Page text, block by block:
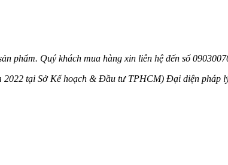
phẩm. Quý khách mua hàng xin liên hệ đến số
tại Sở Kế hoạch & Đầu tư TPHCM) Đại diện pháp